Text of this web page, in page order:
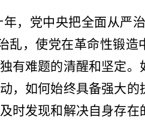
，党中央把全面从严
乱，使党在革命性锻造
有难题的清醒和坚定。
，如何始终具备强大的
时发现和解决自身存在